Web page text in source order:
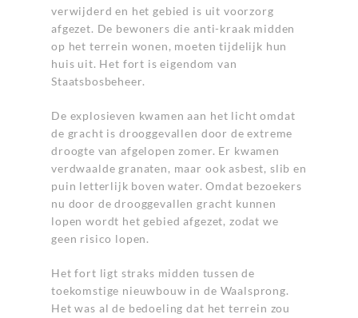
verwijderd en het gebied is uit voorzorg
afgezet. De bewoners die anti-kraak midden
op het terrein wonen, moeten tijdelijk hun
huis uit. Het fort is eigendom van
Staatsbosbeheer.
De explosieven kwamen aan het licht omdat
de gracht is drooggevallen door de extreme
droogte van afgelopen zomer. Er kwamen
verdwaalde granaten, maar ook asbest, slib en
puin letterlijk boven water. Omdat bezoekers
nu door de drooggevallen gracht kunnen
lopen wordt het gebied afgezet, zodat we
geen risico lopen.
Het fort ligt straks midden tussen de
toekomstige nieuwbouw in de Waalsprong.
Het was al de bedoeling dat het terrein zou